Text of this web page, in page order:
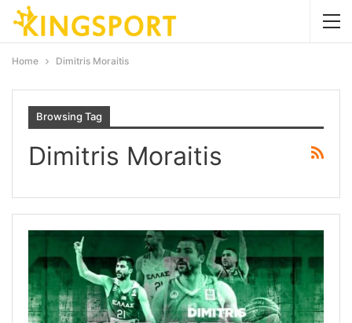
Home Dimitris Moraitis
Browsing Tag
Dimitris Moraitis